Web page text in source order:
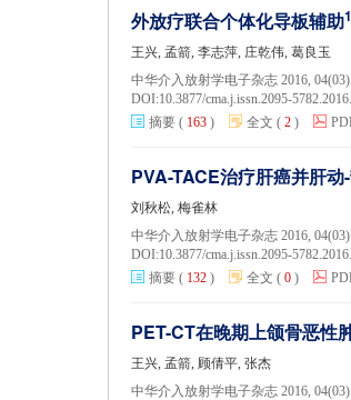
外放疗联合个体化导板辅助
王兴, 孟箭, 李志萍, 庄乾伟, 葛良玉
中华介入放射学电子杂志 2016,
DOI:10.3877/cma.j.issn.2095-
摘要 ( 163 ) 全文 ( 2 )
PVA-TACE治疗肝癌并肝
刘秋松, 梅雀林
中华介入放射学电子杂志 2016,
DOI:10.3877/cma.j.issn.2095-
摘要 ( 132 ) 全文 ( 0 )
PET-CT在晚期上颌骨恶性
王兴, 孟箭, 顾倩平, 张杰
中华介入放射学电子杂志 2016,